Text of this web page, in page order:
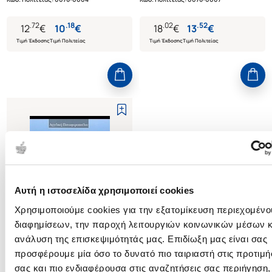
Αυτή η ιστοσελίδα χρησιμοποιεί cookies
Χρησιμοποιούμε cookies για την εξατομίκευση
διαφημίσεων, την παροχή λειτουργιών κοινωνικών μέσων
ανάλυση της επισκεψιμότητάς μας. Επιδίωξη μας είναι σας
προσφέρουμε μία όσο το δυνατό πιο ταιριαστή στις
σας και πιο ενδιαφέρουσα στις αναζητήσεις σας περιήγηση,
12.72€
Τιμή Έκδοσης
10.18€
Τιμή Πολιτείας
18.02€
Τιμή Έκδοσης
13.52€
Τιμή Πολιτείας
Εξαντλημένο
0